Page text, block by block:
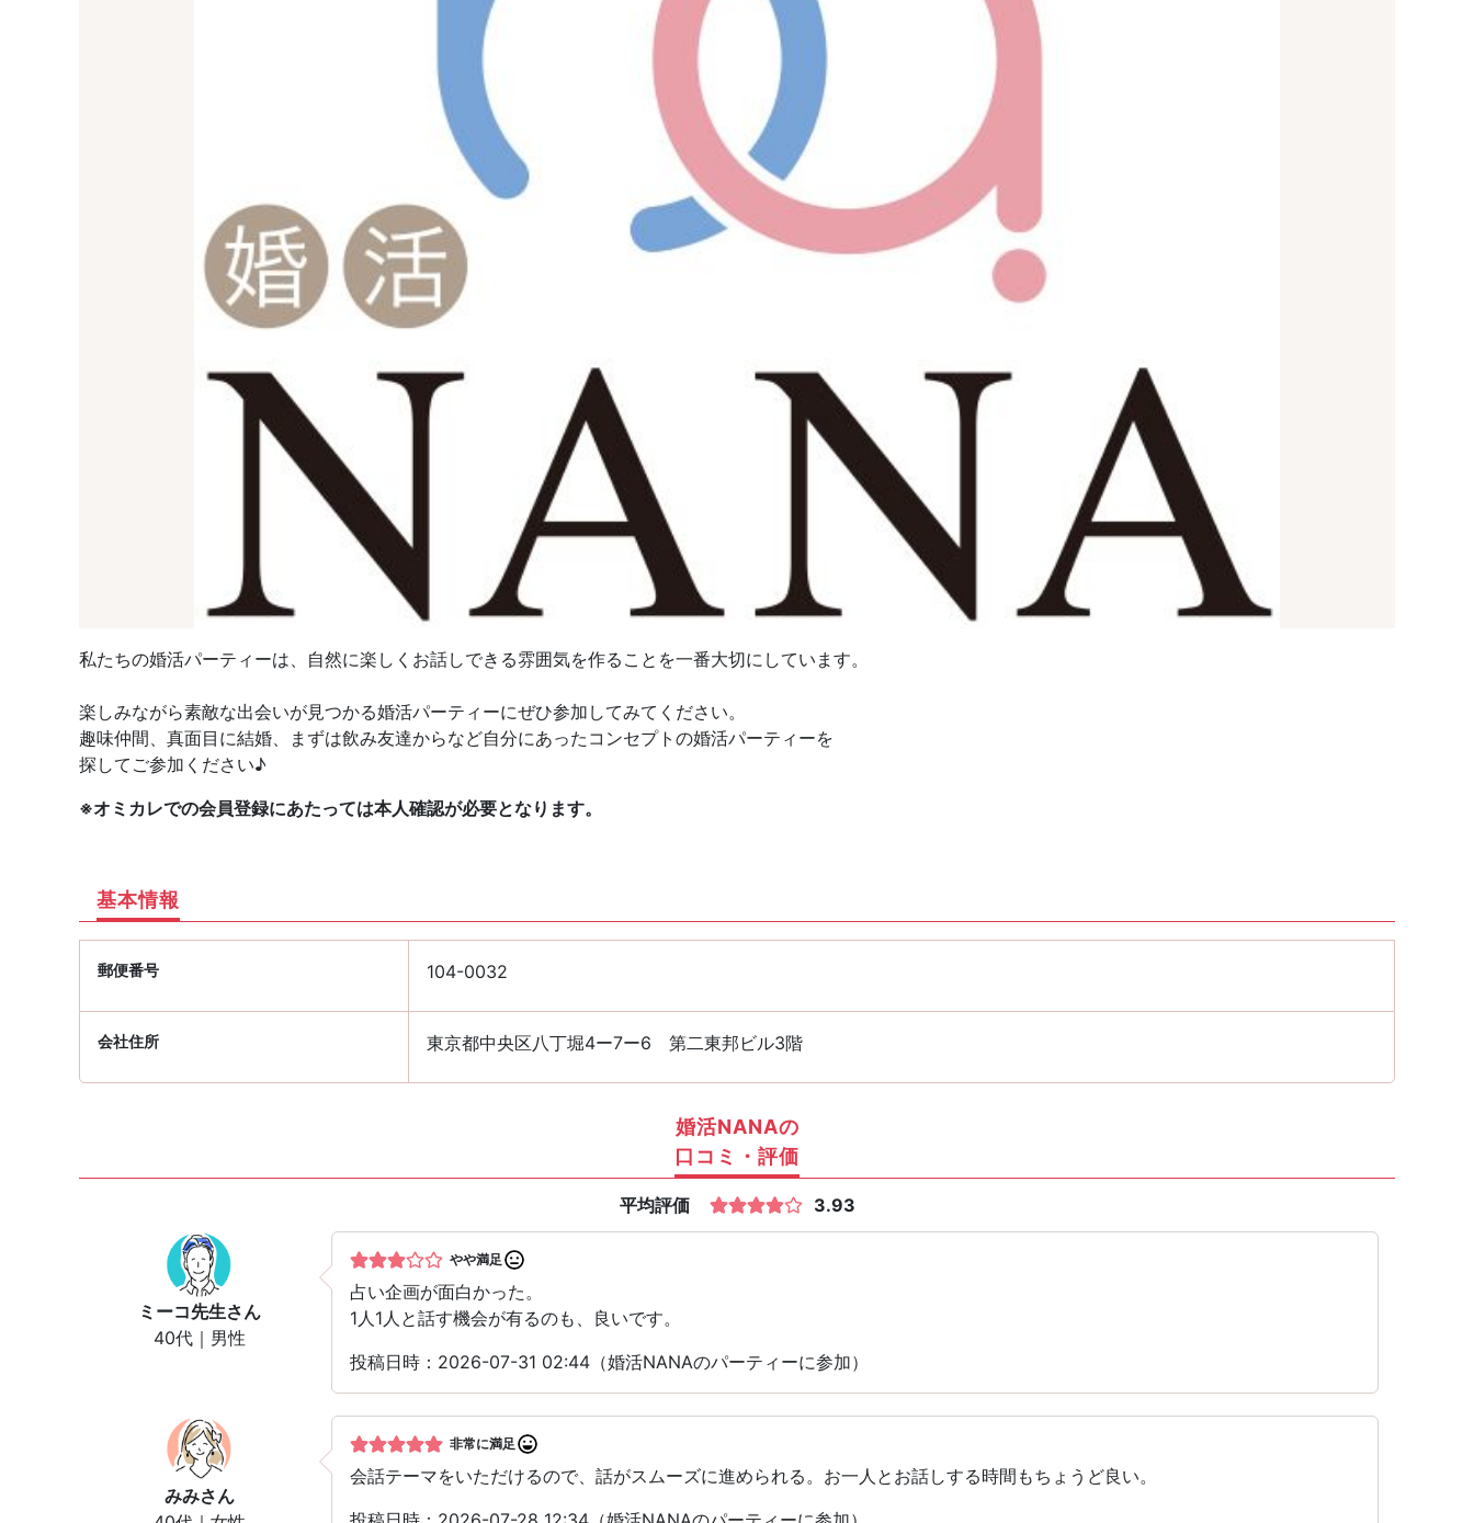
私たちの婚活パーティーは、自然に楽しくお話しできる雰囲気を作ることを一番大切にしています。
楽しみながら素敵な出会いが見つかる婚活パーティーにぜひ参加してみてください。
趣味仲間、真面目に結婚、まずは飲み友達からなど自分にあったコンセプトの婚活パーティーを
探してご参加ください♪
※オミカレでの会員登録にあたっては本人確認が必要となります。
基本情報
郵便番号 104-0032
会社住所 東京都中央区八丁堀4ー7ー6 第二東邦ビル3階
婚活NANAの
口コミ・評価
平均評価 3.93
ミーコ先生さん
40代｜男性
やや満足
占い企画が面白かった。
1人1人と話す機会が有るのも、良いです。
投稿日時：2026-07-31 02:44（婚活NANAのパーティーに参加）
みみさん
非常に満足
会話テーマをいただけるので、話がスムーズに進められる。お一人とお話しする時間もちょうど良い。